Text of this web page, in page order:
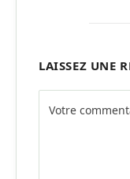
LAISSEZ UNE